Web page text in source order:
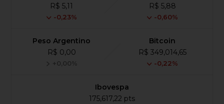
R$ 5,11
-0,23%
R$ 5,88
-0,60%
Peso Argentino
R$ 0,00
+0,00%
Bitcoin
R$ 349,014,65
-0,22%
Ibovespa
175,617,22 pts